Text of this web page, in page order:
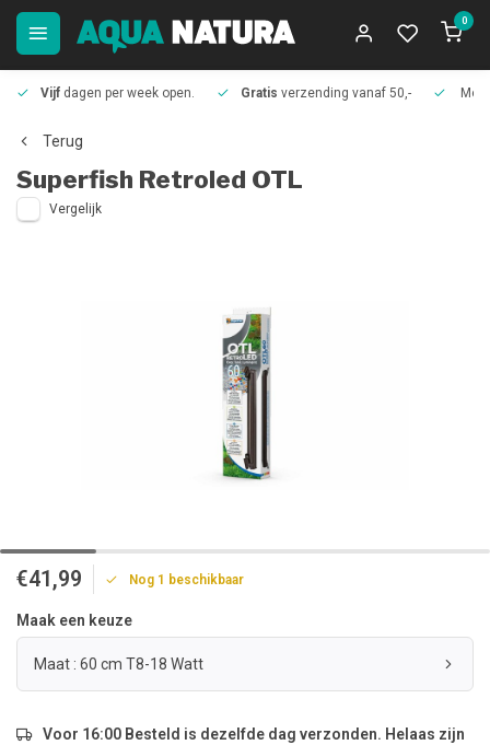
0
Vijf dagen per week open. Gratis verzending vanaf 50,-
Terug
Superfish Retroled OTL
Vergelijk
€41,99 Nog 1 beschikbaar
Maak een keuze
Maat : 60 cm T8-18 Watt
Voor 16:00 Besteld is dezelfde dag verzonden. Helaas zijn